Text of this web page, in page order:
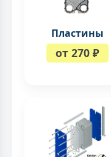
Пластины
от 270 ₽